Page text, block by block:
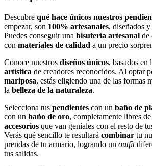
Descubre qué hace únicos nuestros
empezar, son 100% artesanales, diseñados
Puedes conseguir una bisutería artesanal de
con materiales de calidad a un precio
Conoce nuestros diseños únicos, basados en
artística de creadores reconocidos. Al optar
mariposa, estás eligiendo una de las formas
la belleza de la naturaleza.
Selecciona tus pendientes con un baño de
con un baño de oro, completamente libres
accesorios que van geniales con el resto de
Verás qué sencillo te resultará combinar tu
prendas de tu armario, logrando un outfit
tus salidas.